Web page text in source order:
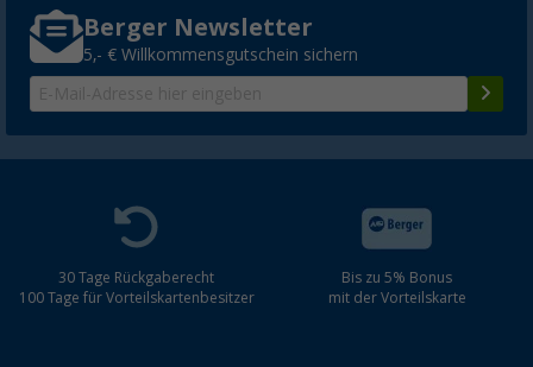
Berger Newsletter
5,- € Willkommensgutschein sichern
30 Tage Rückgaberecht
100 Tage für Vorteilskartenbesitzer
Bis zu 5% Bonus
mit der Vorteilskarte